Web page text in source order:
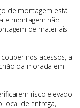
de montagem está
e montagem não
de materiais
nos acessos, a
da morada em
risco elevado
de entrega,